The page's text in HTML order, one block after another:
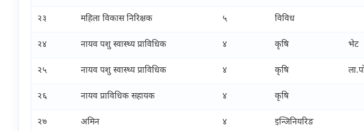
२३ महिला विकास निरिक्षक ५ विविध
२४ नायव पशु स्वास्थ्य प्राविधिक ४ कृषि भेट
२५ नायव पशु स्वास्थ्य प्राविधिक ४ कृषि
२६ नायव प्राविधिक सहायक ४ कृषि
२७ अमिन ४ इन्जिनियरिङ